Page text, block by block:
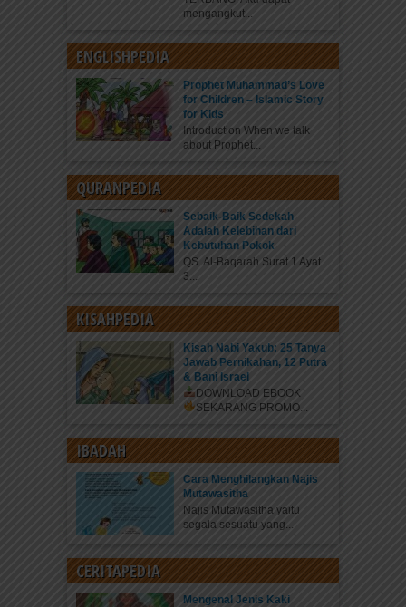
mengangkut...
ENGLISHPEDIA
Prophet Muhammad’s Love
for Children – Islamic Story
for Kids
Introduction When we talk
about Prophet...
QURANPEDIA
Sebaik-Baik Sedekah
Adalah Kelebihan dari
Kebutuhan Pokok
QS. Al-Baqarah Surat 1 Ayat
3...
KISAHPEDIA
Kisah Nabi Yakub: 25 Tanya
Jawab Pernikahan, 12 Putra
& Bani Israel
DOWNLOAD EBOOK
SEKARANG PROMO...
IBADAH
Cara Menghilangkan Najis
Mutawasitha
Najis Mutawasitha yaitu
segala sesuatu yang...
CERITAPEDIA
Mengenal Jenis Kaki